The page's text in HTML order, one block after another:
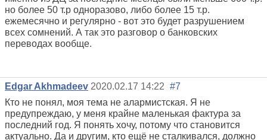
но более 50 т.р одноразово, либо более 15 т.р.
ежемесячно и регулярно - вот это будет разрушением
всех сомнений. А так это разговор о банковских
переводах вообще.
Edgar Akhmadeev 2020.02.17 14:22 #7
Кто не понял, моя тема не алармистская. Я не
предупреждаю, у меня крайне маленькая фактура за
последний год. Я понять хочу, потому что становится
актуально. Да и другим, кто ещё не сталкивался, должно